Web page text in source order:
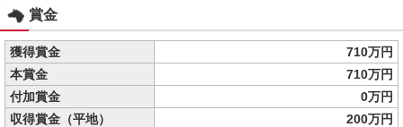
賞金
獲得賞金
710万円
本賞金
710万円
付加賞金
0万円
収得賞金（平地）
200万円